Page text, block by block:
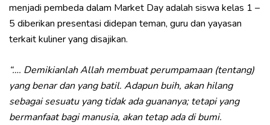
menjadi pembeda dalam Market Day adalah siswa kelas 1 –
5 diberikan presentasi didepan teman, guru dan yayasan
terkait kuliner yang disajikan.
“…. Demikianlah Allah membuat perumpamaan (tentang)
yang benar dan yang batil. Adapun buih, akan hilang
sebagai sesuatu yang tidak ada guananya; tetapi yang
bermanfaat bagi manusia, akan tetap ada di bumi.